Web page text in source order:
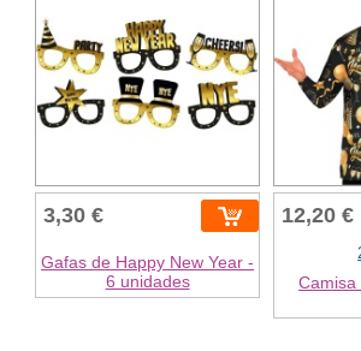
3,30 €
Gafas de Happy New Year -
6 unidades
12,20 €
Camisa